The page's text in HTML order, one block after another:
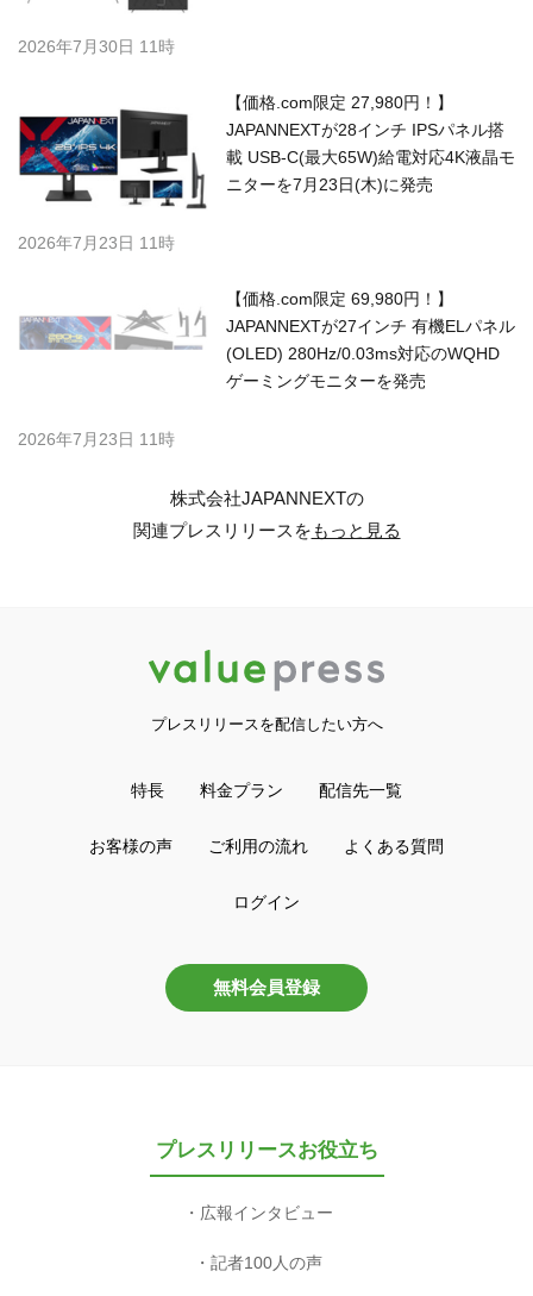
2026年7月30日 11時
【価格.com限定 27,980円！】
JAPANNEXTが28インチ IPSパネル搭
載 USB-C(最大65W)給電対応4K液晶モ
ニターを7月23日(木)に発売
2026年7月23日 11時
【価格.com限定 69,980円！】
JAPANNEXTが27インチ 有機ELパネル
(OLED) 280Hz/0.03ms対応のWQHD
ゲーミングモニターを発売
2026年7月23日 11時
株式会社JAPANNEXTの
関連プレスリリースをもっと見る
プレスリリースを配信したい方へ
特長 料金プラン 配信先一覧
お客様の声 ご利用の流れ よくある質問
ログイン
無料会員登録
プレスリリースお役立ち
広報インタビュー
記者100人の声